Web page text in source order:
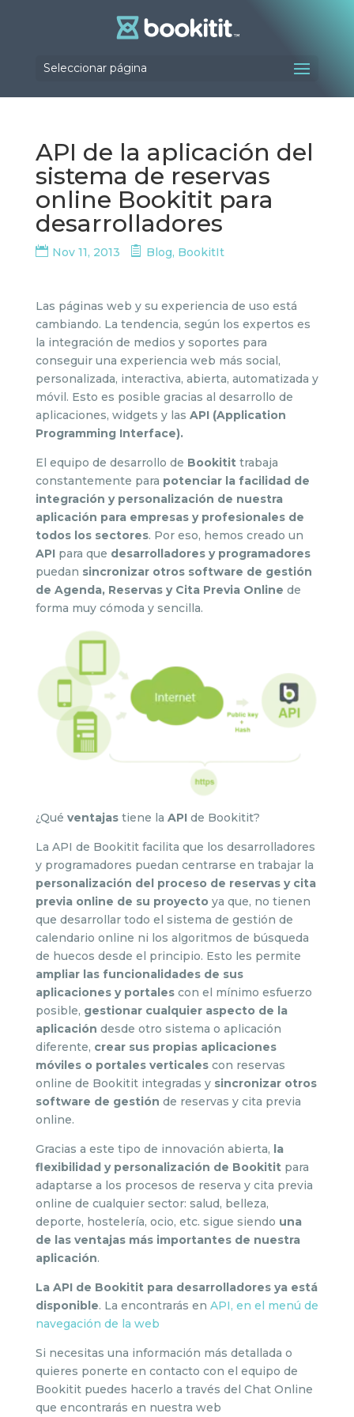
Seleccionar página
API de la aplicación del
sistema de reservas
online Bookitit para
desarrolladores
Nov 11, 2013 Blog, BookitIt
Las páginas web y su experiencia de uso está
cambiando. La tendencia, según los expertos es
la integración de medios y soportes para
conseguir una experiencia web más social,
personalizada, interactiva, abierta, automatizada y
móvil. Esto es posible gracias al desarrollo de
aplicaciones, widgets y las API (Application
Programming Interface).
El equipo de desarrollo de Bookitittrabaja
constantemente para potenciar la facilidad de
integración y personalización de nuestra
aplicación para empresas y profesionales de
todos los sectores. Por eso, hemos creado un
APIpara que desarrolladores y programadores
puedan sincronizar otros software de gestión
de Agenda, Reservas y Cita Previa Online de
forma muy cómoda y sencilla.
¿Qué ventajastiene la APIde Bookitit?
La API de Bookitit facilita que los desarrolladores
y programadores puedan centrarse en trabajar la
personalización del proceso de reservas y cita
previa online de su proyecto ya que, no tienen
que desarrollar todo el sistema de gestión de
calendario online ni los algoritmos de búsqueda
de huecos desde el principio. Esto les permite
ampliar las funcionalidades de sus
aplicaciones y portalescon el mínimo esfuerzo
posible, gestionar cualquier aspecto de la
aplicación desde otro sistema o aplicación
diferente, crear sus propias aplicaciones
móviles o portales verticalescon reservas
online de Bookitit integradas y sincronizar otros
software de gestión de reservas y cita previa
online.
Gracias a este tipo de innovación abierta, la
flexibilidad y personalización de Bookititpara
adaptarse a los procesos de reserva y cita previa
online de cualquier sector: salud, belleza,
deporte, hostelería, ocio, etc. sigue siendo una
de las ventajas más importantes de nuestra
aplicación.
La API de Bookitit para desarrolladores ya está
disponible. La encontrarás en API, en el menú de
navegación de la web
Si necesitas una información más detallada o
quieres ponerte en contacto con el equipo de
Bookitit puedes hacerlo a través del Chat Online
que encontrarás en nuestra web